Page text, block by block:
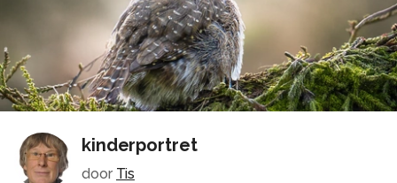
kinderportret
door Tis